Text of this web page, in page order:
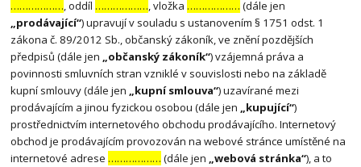
………………, oddíl ………………, vložka ……………… (dále jen
„prodávající“) upravují v souladu s ustanovením § 1751 odst. 1
zákona č. 89/2012 Sb., občanský zákoník, ve znění pozdějších
předpisů (dále jen „občanský zákoník“) vzájemná práva a
povinnosti smluvních stran vzniklé v souvislosti nebo na základě
kupní smlouvy (dále jen „kupní smlouva“) uzavírané mezi
prodávajícím a jinou fyzickou osobou (dále jen „kupující“)
prostřednictvím internetového obchodu prodávajícího. Internetový
obchod je prodávajícím provozován na webové stránce umístěné na
internetové adrese ……………… (dále jen „webová stránka“), a to